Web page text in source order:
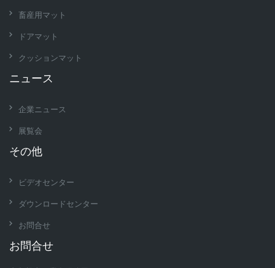
畜産用マット
ドアマット
クッションマット
ニュース
企業ニュース
展覧会
その他
ビデオセンター
ダウンロードセンター
お問合せ
お問合せ